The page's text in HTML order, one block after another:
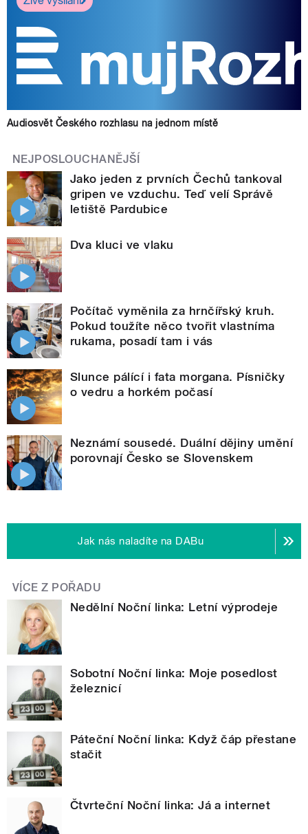
Audiosvět Českého rozhlasu na jednom místě
NEJPOSLOUCHANĚJŠÍ
Jako jeden z prvních Čechů tankoval
gripen ve vzduchu. Teď velí Správě
letiště Pardubice
Dva kluci ve vlaku
Počítač vyměnila za hrnčířský kruh.
Pokud toužíte něco tvořit vlastníma
rukama, posadí tam i vás
Slunce pálící i fata morgana. Písničky
o vedru a horkém počasí
Neznámí sousedé. Duální dějiny umění
porovnají Česko se Slovenskem
Jak nás naladíte na DABu
VÍCE Z POŘADU
Nedělní Noční linka: Letní výprodeje
Sobotní Noční linka: Moje posedlost
železnicí
Páteční Noční linka: Když čáp přestane
stačit
Čtvrteční Noční linka: Já a internet